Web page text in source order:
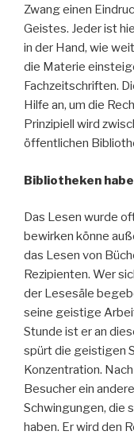
Zwang einen
Geistes. Jeder ist
in der Hand, wie
die Materie
Fachzeitschriften.
Hilfe an, um die
Prinzipiell wird
öffentlichen
Bibliotheken
Das Lesen wurde
bewirken könne
das Lesen von
Rezipienten. Wer
der Lesesäle
seine geistige
Stunde ist er an
spürt die geistigen
Konzentration.
Besucher ein
Schwingungen, die
haben. Er wird den